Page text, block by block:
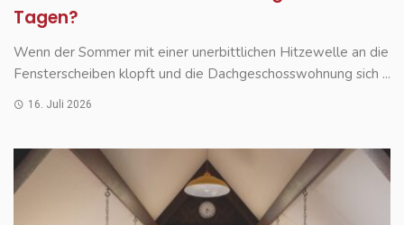
Tagen?
Wenn der Sommer mit einer unerbittlichen Hitzewelle an die
Fensterscheiben klopft und die Dachgeschosswohnung sich ...
16. Juli 2026